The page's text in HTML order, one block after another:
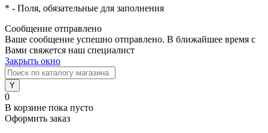
* - Поля, обязательные для заполнения
Сообщение отправлено
Ваше сообщение успешно отправлено. В ближайшее время с
Вами свяжется наш специалист
Закрыть окно
0
В корзине пока пусто
Оформить заказ